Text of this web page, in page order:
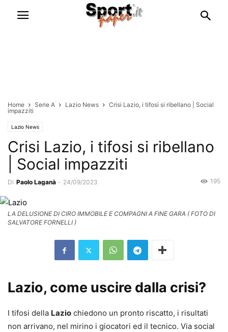
Home Serie A Lazio News
Crisi Lazio, i tifosi si ribellano | Social
impazziti
Lazio News
Crisi Lazio, i tifosi si ribellano
| Social impazziti
Di Paolo Laganà - 24/09/2023 195
LA DELUSIONE DI CIRO IMMOBILE E COMPAGNI A FINE GARA ( FOTO DI
SALVATORE FORNELLI )
Lazio, come uscire dalla crisi?
I tifosi della Lazio chiedono un pronto riscatto, i risultati
non arrivano, nel mirino i giocatori ed il tecnico. Via social